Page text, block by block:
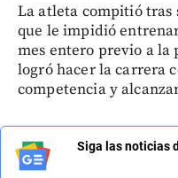
La atleta compitió tras
que le impidió
mes entero previo a la
logró hacer la carrera
competencia y
Siga las noticias